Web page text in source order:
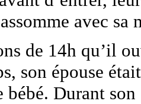
avec sa
de 14h qu’il
son épouse
Durant son